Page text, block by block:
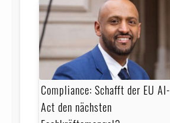
Compliance: Schafft der EU AI-
Act den nächsten